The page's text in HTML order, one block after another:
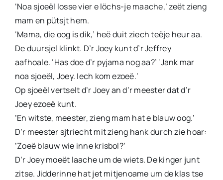
‘Noa sjoeël losse vier e löchs-je maache,’ zeët zieng
mam en pütsjt hem.
‘Mama, die oog is dik,’ heë duit ziech teëje heur aa.
De duursjel klinkt. D’r Joey kunt d’r Jeffrey
aafhoale. ‘Has doe d’r pyjama nog aa?’ ‘Jank mar
noa sjoeël, Joey. Iech kom ezoeë.’
Op sjoeël vertselt d’r Joey an d’r meester dat d’r
Joey ezoeë kunt.
‘En witste, meester, zieng mam hat e blauw oog.’
D’r meester sjtriecht mit zieng hank durch zie hoar:
‘Zoeë blauw wie inne krisbol?’
D’r Joey moeët laache um de wiets. De kinger junt
zitse. Jidderinne hat jet mitjenoame um de klas tse